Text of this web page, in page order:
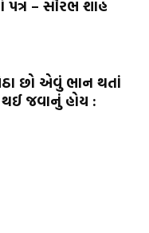
પત્ર – સૌરભ શાહ
છો એવું ભાન થતાં
જવાનું હોય :